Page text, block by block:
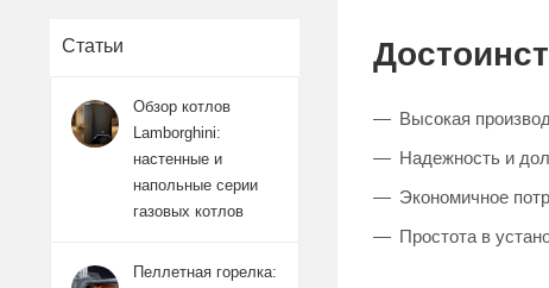
Высокая
Надежность и
Экономичное
Простота в
Статьи
Обзор котлов
Lamborghini:
настенные и
напольные серии
газовых котлов
Пеллетная горелка: